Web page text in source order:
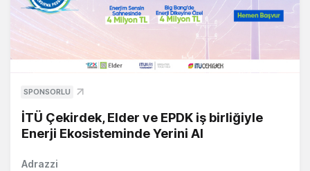
SPONSORLU
İTÜ Çekirdek, Elder ve EPDK iş birliğiyle
Enerji Ekosisteminde Yerini Al
Adrazzi